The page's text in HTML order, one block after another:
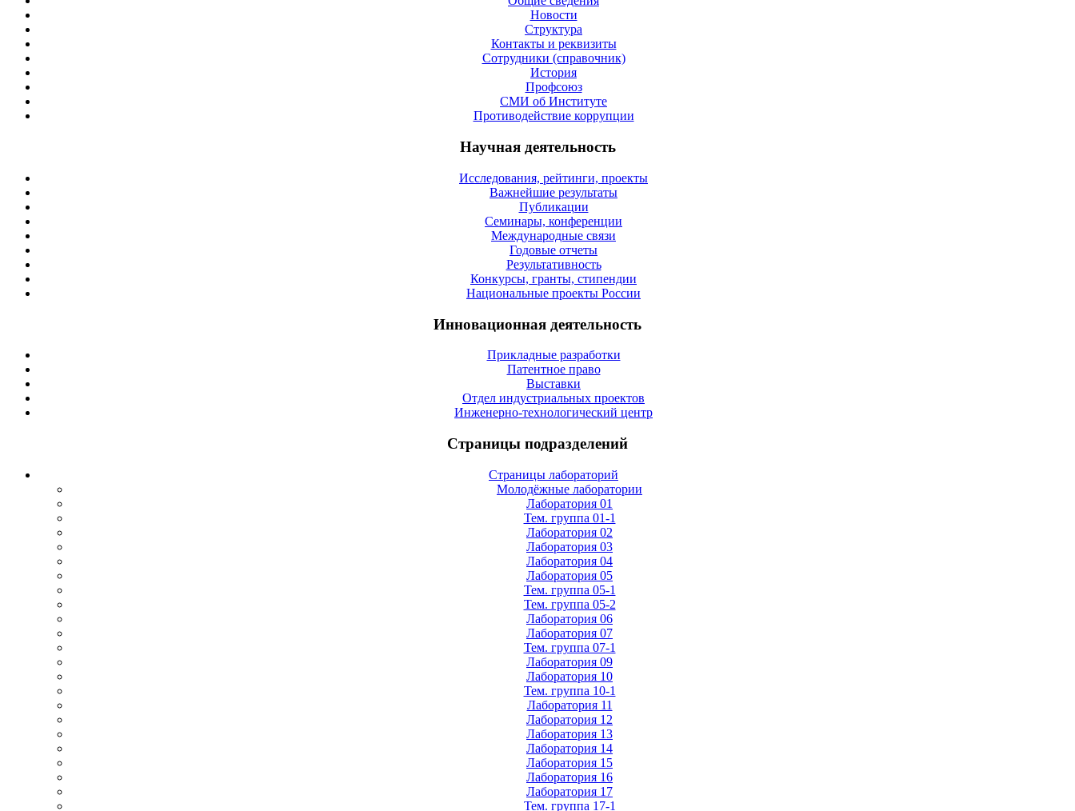
Новости
Структура
Контакты и реквизиты
Сотрудники (справочник)
История
Профсоюз
СМИ об Институте
Противодействие коррупции
Научная деятельность
Исследования, рейтинги, проекты
Важнейшие результаты
Публикации
Семинары, конференции
Международные связи
Годовые отчеты
Результативность
Конкурсы, гранты, стипендии
Национальные проекты России
Инновационная деятельность
Прикладные разработки
Патентное право
Выставки
Отдел индустриальных проектов
Инженерно-технологический центр
Страницы подразделений
Страницы лабораторий
Молодёжные лаборатории
Лаборатория 01
Тем. группа 01-1
Лаборатория 02
Лаборатория 03
Лаборатория 04
Лаборатория 05
Тем. группа 05-1
Тем. группа 05-2
Лаборатория 06
Лаборатория 07
Тем. группа 07-1
Лаборатория 09
Лаборатория 10
Тем. группа 10-1
Лаборатория 11
Лаборатория 12
Лаборатория 13
Лаборатория 14
Лаборатория 15
Лаборатория 16
Лаборатория 17
Тем. группа 17-1